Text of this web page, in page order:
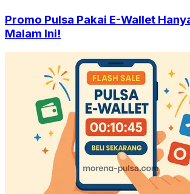
Promo Pulsa Pakai E-Wallet
Malam Ini!